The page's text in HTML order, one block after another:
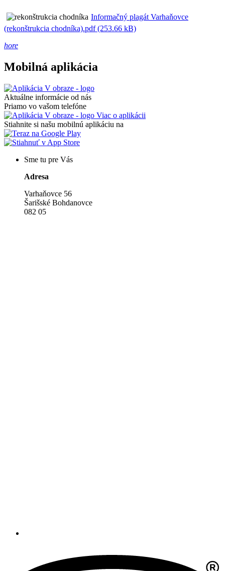
Informačný plagát Varhaňovce
(rekonštrukcia chodníka).pdf (253.66 kB)
hore
Mobilná aplikácia
Aktuálne informácie od nás
Priamo vo vašom telefóne
Viac o aplikácii
Stiahnite si našu mobilnú aplikáciu na
Sme tu pre Vás
Adresa
Varhaňovce 56
Šarišské Bohdanovce
082 05